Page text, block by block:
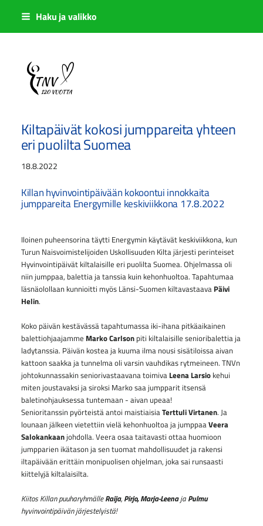
Siirry
sisältöön
Haku ja valikko
Sivuston etusivulle
Kiltapäivät kokosi jumppareita yhteen
eri puolilta Suomea
18.8.2022
Killan hyvinvointipäivään kokoontui innokkaita
jumppareita Energymille keskiviikkona 17.8.2022
Iloinen puheensorina täytti Energymin käytävät keskiviikkona, kun
Turun Naisvoimistelijoiden Uskollisuuden Kilta järjesti perinteiset
Hyvinvointipäivät kiltalaisille eri puolilta Suomea. Ohjelmassa oli
niin jumppaa, balettia ja tanssia kuin kehonhuoltoa. Tapahtumaa
läsnäolollaan kunnioitti myös Länsi-Suomen kiltavastaava Päivi
Helin.
Koko päivän kestävässä tapahtumassa iki-ihana pitkäaikainen
balettiohjaajamme Marko Carlsonpiti kiltalaisille senioribalettia ja
ladytanssia. Päivän kostea ja kuuma ilma nousi sisätiloissa aivan
kattoon saakka ja tunnelma oli varsin vauhdikas rytmeineen. TNVn
johtokunnassakin seniorivastaavana toimiva Leena Larsiokehui
miten joustavaksi ja siroksi Marko saa jumpparit itsensä
baletinohjauksessa tuntemaan - aivan upeaa!
Senioritanssin pyörteistä antoi maistiaisiaTerttuli Virtanen. Ja
lounaan jälkeen vietettiin vielä kehonhuoltoa ja jumppaaVeera
Salokankaan johdolla. Veera osaa taitavasti ottaa huomioon
jumpparien ikätason ja sen tuomat mahdollisuudet ja rakensi
iltapäivään erittäin monipuolisen ohjelman, joka sai runsaasti
kiittelyjä kiltalaisilta.
Kiitos Killan puuharyhmälleRaija, Pirjo, Marja-Leenaja Pulmu
hyvinvointipäivän järjestelyistä!